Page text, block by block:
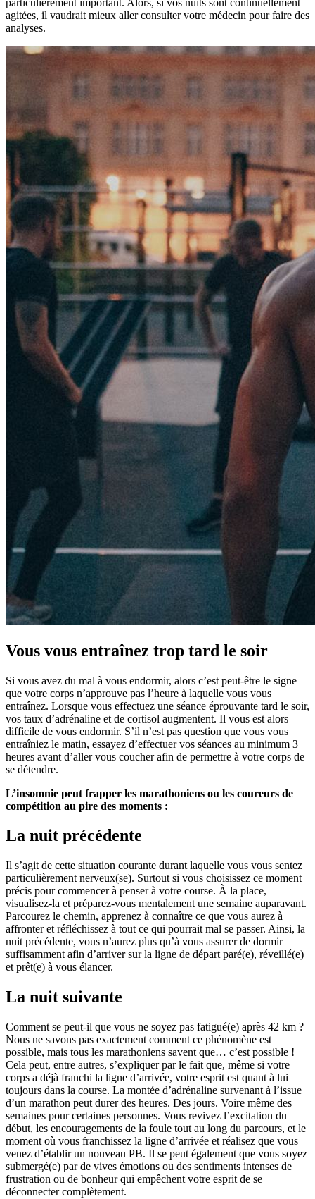
agitées, il vaudrait mieux aller consulter votre médecin pour faire des
analyses.
Vous vous entraînez trop tard le soir
Si vous avez du mal à vous endormir, alors c’est peut-être le signe
que votre corps n’approuve pas l’heure à laquelle vous vous
entraînez. Lorsque vous effectuez une séance éprouvante tard le soir,
vos taux d’adrénaline et de cortisol augmentent. Il vous est alors
difficile de vous endormir. S’il n’est pas question que vous vous
entraîniez le matin, essayez d’effectuer vos séances au minimum 3
heures avant d’aller vous coucher afin de permettre à votre corps de
se détendre.
L’insomnie peut frapper les marathoniens ou les coureurs de
compétition au pire des moments :
La nuit précédente
Il s’agit de cette situation courante durant laquelle vous vous sentez
particulièrement nerveux(se). Surtout si vous choisissez ce moment
précis pour commencer à penser à votre course. À la place,
visualisez-la et préparez-vous mentalement une semaine auparavant.
Parcourez le chemin, apprenez à connaître ce que vous aurez à
affronter et réfléchissez à tout ce qui pourrait mal se passer. Ainsi, la
nuit précédente, vous n’aurez plus qu’à vous assurer de dormir
suffisamment afin d’arriver sur la ligne de départ paré(e), réveillé(e)
et prêt(e) à vous élancer.
La nuit suivante
Comment se peut-il que vous ne soyez pas fatigué(e) après 42 km ?
Nous ne savons pas exactement comment ce phénomène est
possible, mais tous les marathoniens savent que… c’est possible !
Cela peut, entre autres, s’expliquer par le fait que, même si votre
corps a déjà franchi la ligne d’arrivée, votre esprit est quant à lui
toujours dans la course. La montée d’adrénaline survenant à l’issue
d’un marathon peut durer des heures. Des jours. Voire même des
semaines pour certaines personnes. Vous revivez l’excitation du
début, les encouragements de la foule tout au long du parcours, et le
moment où vous franchissez la ligne d’arrivée et réalisez que vous
venez d’établir un nouveau PB. Il se peut également que vous soyez
submergé(e) par de vives émotions ou des sentiments intenses de
frustration ou de bonheur qui empêchent votre esprit de se
déconnecter complètement.